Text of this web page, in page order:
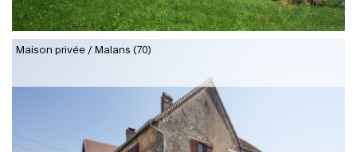
Maison privée / Malans (70)